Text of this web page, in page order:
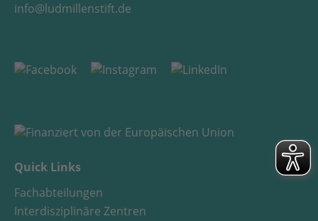
info@ludmillenstift.de
Quick Links
Fachabteilungen
Interdisziplinäre Zentren